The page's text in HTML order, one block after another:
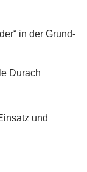
in der Grund-
Durach
und